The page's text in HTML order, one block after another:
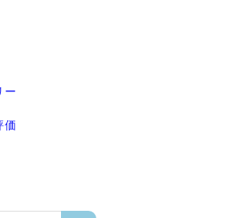
ー
価